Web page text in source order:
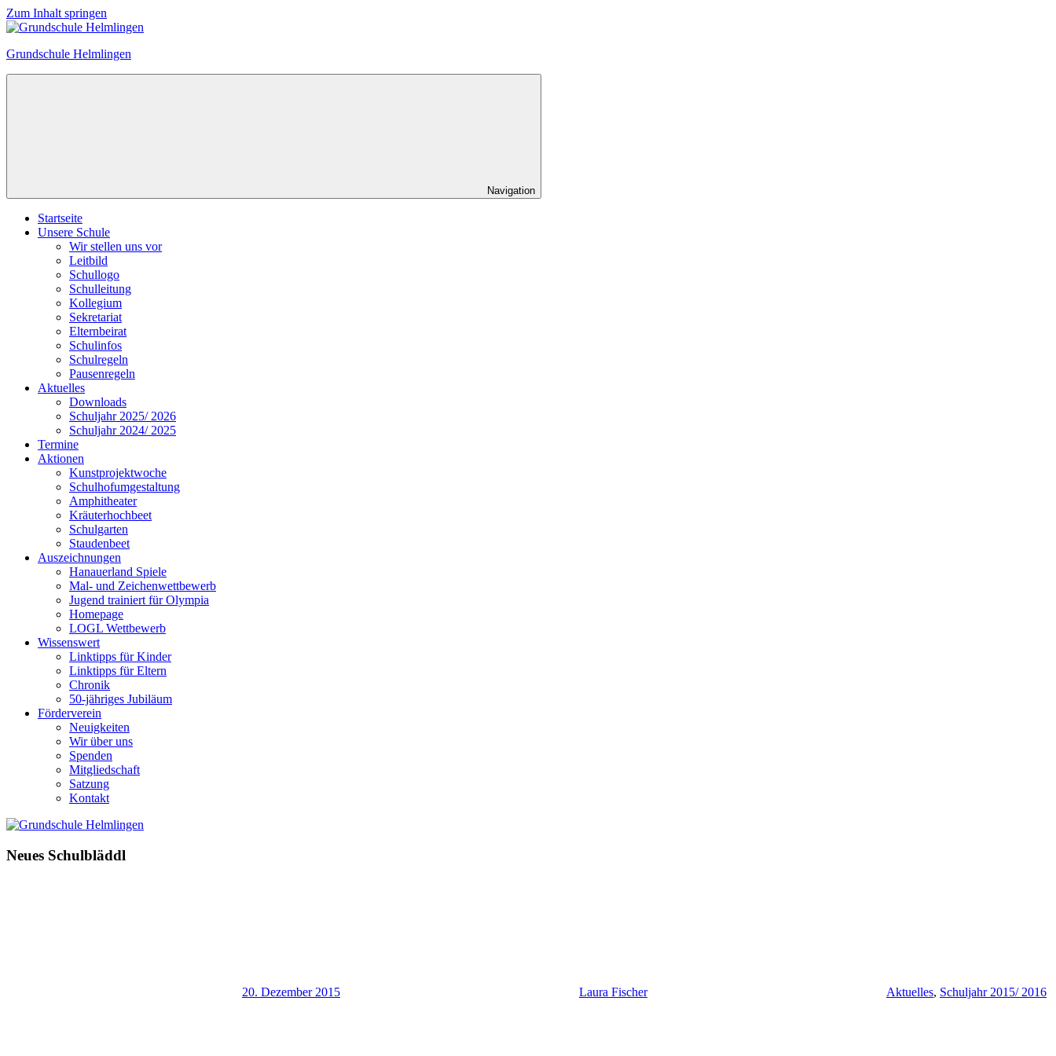
Zum Inhalt springen
Grundschule Helmlingen
Navigation
Startseite
Unsere Schule
Wir stellen uns vor
Leitbild
Schullogo
Schulleitung
Kollegium
Sekretariat
Elternbeirat
Schulinfos
Schulregeln
Pausenregeln
Aktuelles
Downloads
Schuljahr 2025/ 2026
Schuljahr 2024/ 2025
Termine
Aktionen
Kunstprojektwoche
Schulhofumgestaltung
Amphitheater
Kräuterhochbeet
Schulgarten
Staudenbeet
Auszeichnungen
Hanauerland Spiele
Mal- und Zeichenwettbewerb
Jugend trainiert für Olympia
Homepage
LOGL Wettbewerb
Wissenswert
Linktipps für Kinder
Linktipps für Eltern
Chronik
50-jähriges Jubiläum
Förderverein
Neuigkeiten
Wir über uns
Spenden
Mitgliedschaft
Satzung
Kontakt
Neues Schulbläddl
20. Dezember 2015 Laura Fischer Aktuelles, Schuljahr 2015/ 2016